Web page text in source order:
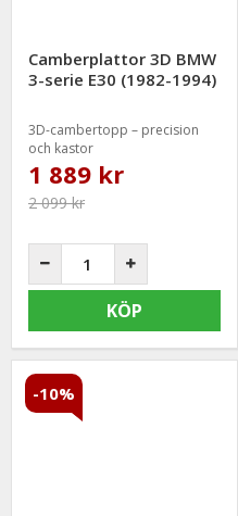
Camberplattor 3D BMW
3-serie E30 (1982-1994)
3D-cambertopp – precision
och kastor
1 889 kr
2 099 kr
KÖP
-10%